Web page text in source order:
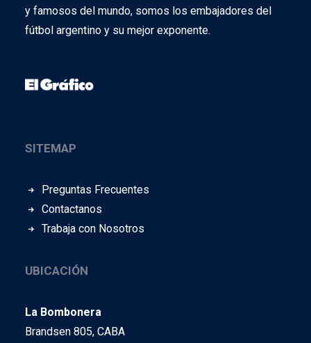
y famosos del mundo, somos los embajadores del
fútbol argentino y su mejor exponente.
SITEMAP
Preguntas Frecuentes
Contactanos
Trabaja con Nosotros
UBICACIÓN
La Bombonera
Brandsen 805, CABA